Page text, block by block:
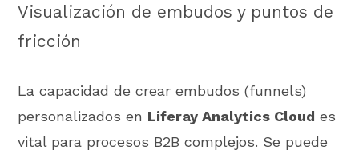
Visualización de embudos y puntos de
fricción
La capacidad de crear embudos (funnels)
personalizados en Liferay Analytics Cloud es
vital para procesos B2B complejos. Se puede